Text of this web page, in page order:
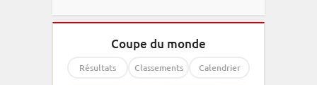
Coupe du monde
Résultats Classements Calendrier